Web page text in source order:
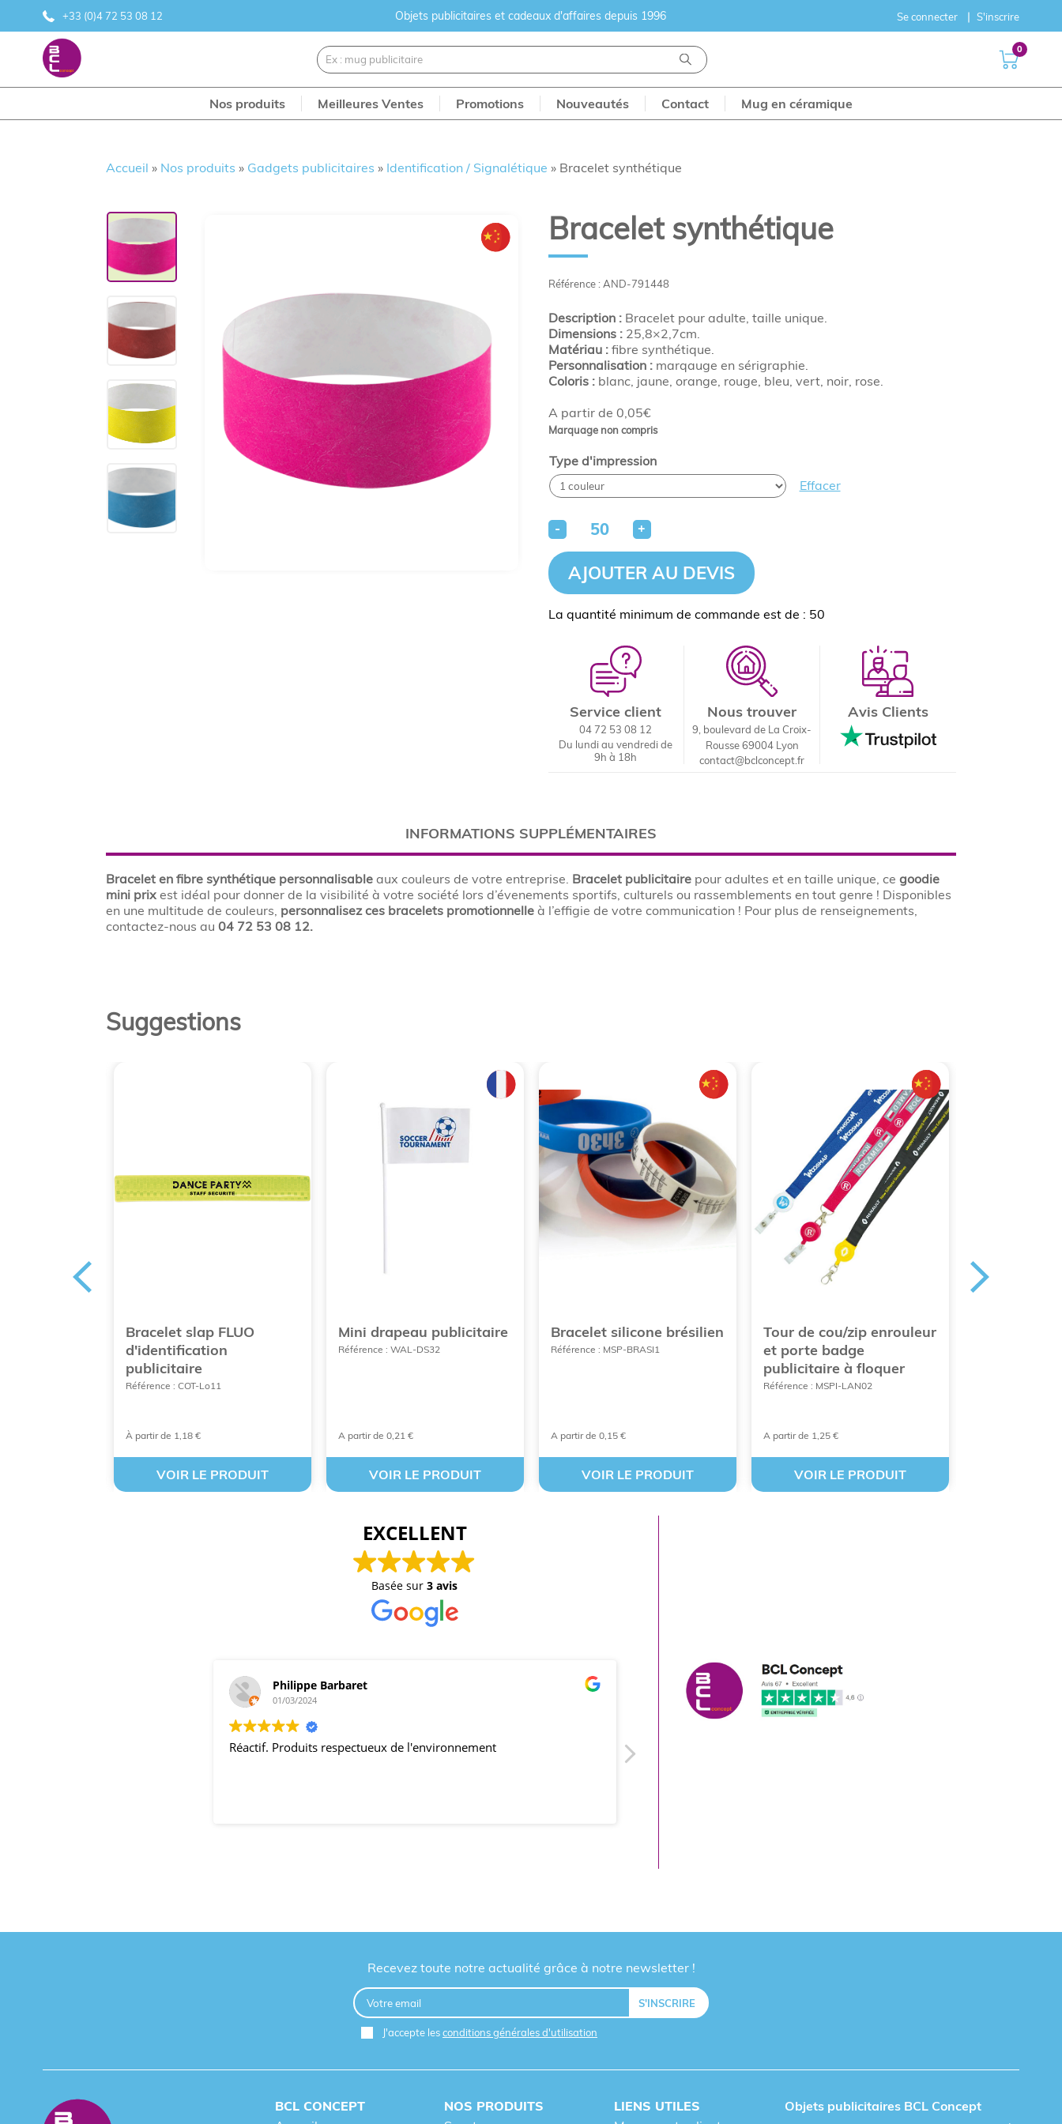
+33 (0)4 72 53 08 12 Objets publicitaires et cadeaux d'affaires depuis 1996 Se connecter S'inscrire
0
Nos produits Meilleures Ventes Promotions Nouveautés Contact Mug en céramique
Accueil » Nos produits » Gadgets publicitaires » Identification / Signalétique » Bracelet synthétique
Référence : AND-791448
A partir de 0,05€
Marquage non compris
Bracelet synthétique
Description :Bracelet pour adulte, taille unique.
Dimensions :25,8×2,7cm.
Matériau :fibre synthétique.
Personnalisation :marqauge en sérigraphie.
Coloris :blanc, jaune, orange, rouge, bleu, vert, noir, rose.
Type d'impression
Effacer
- +
AJOUTER AU DEVIS
La quantité minimum de commande est de : 50
Service client
04 72 53 08 12
Du lundi au vendredi de
9h à 18h
Nous trouver
9, boulevard de La Croix-
Rousse 69004 Lyon
contact@bclconcept.fr
Avis Clients
INFORMATIONS SUPPLÉMENTAIRES
Bracelet en fibre synthétique personnalisable aux couleurs de votre entreprise. Bracelet publicitaire pour adultes et en taille unique, cegoodie
mini prix est idéal pour donner de la visibilité à votre société lors d’évenements sportifs, culturels ou rassemblements en tout genre ! Disponibles
en une multitude de couleurs, personnalisez ces bracelets promotionnelle à l’effigie de votre communication ! Pour plus de renseignements,
contactez-nous au04 72 53 08 12.
Suggestions
Bracelet slap FLUO
d'identification
publicitaire
Référence : COT-Lo11
À partir de 1,18 €
VOIR LE PRODUIT
Mini drapeau publicitaire
Référence : WAL-DS32
A partir de 0,21 €
VOIR LE PRODUIT
Bracelet silicone brésilien
Référence : MSP-BRASI1
A partir de 0,15 €
VOIR LE PRODUIT
Tour de cou/zip enrouleur
et porte badge
publicitaire à floquer
Référence : MSPI-LAN02
A partir de 1,25 €
VOIR LE PRODUIT
EXCELLENT
Basée sur3 avis
Philippe Barbaret
01/03/2024
Réactif. Produits respectueux de l'environnement
marcus leleu
21/03/2018
Recevez toute notre actualité grâce à notre newsletter !
J'accepte lesconditions générales d'utilisation
BCL CONCEPT
NOS PRODUITS
LIENS UTILES
Objets publicitaires BCL Concept